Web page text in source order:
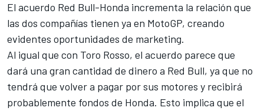
El acuerdo Red Bull-Honda incrementa la relación que
las dos compañías tienen ya en MotoGP, creando
evidentes oportunidades de marketing.
Al igual que con Toro Rosso, el acuerdo parece que
dará una gran cantidad de dinero a Red Bull, ya que no
tendrá que volver a pagar por sus motores y recibirá
probablemente fondos de Honda. Esto implica que el